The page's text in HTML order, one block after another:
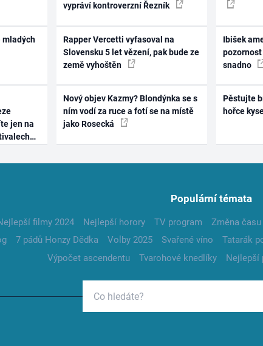
mladých
jen na
vypráví kontroverzní Řezník
Rapper Vercetti vyfasoval na
Slovensku 5 let vězení, pak bude ze
země vyhoštěn
Nový objev Kazmy? Blondýnka se s
ním vodí za ruce a fotí se na místě
jako Rosecká
Ibišek
snadno
Pěstujte
hořce
Populární témata
filmy 2024 Nejlepší horory TV program Změna času
7 pádů Honzy Dědka Volby 2025 Svařené víno Tatarák
Výpočet ascendentu
Tvarohové knedlíky Nejlepší